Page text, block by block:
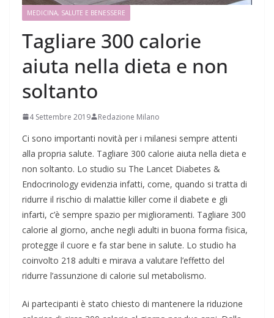
MEDICINA, SALUTE E BENESSERE
Tagliare 300 calorie
aiuta nella dieta e non
soltanto
4 Settembre 2019 Redazione Milano
Ci sono importanti novità per i milanesi sempre attenti
alla propria salute. Tagliare 300 calorie aiuta nella dieta e
non soltanto. Lo studio su The Lancet Diabetes &
Endocrinology evidenzia infatti, come, quando si tratta di
ridurre il rischio di malattie killer come il diabete e gli
infarti, c’è sempre spazio per miglioramenti. ​Tagliare 300
calorie al giorno, anche negli adulti in buona forma fisica,
protegge il cuore e fa star bene in salute. Lo studio ha
coinvolto 218 adulti e mirava a valutare l’effetto del
ridurre l’assunzione di calorie sul metabolismo.
Ai partecipanti è stato chiesto di mantenere la riduzione